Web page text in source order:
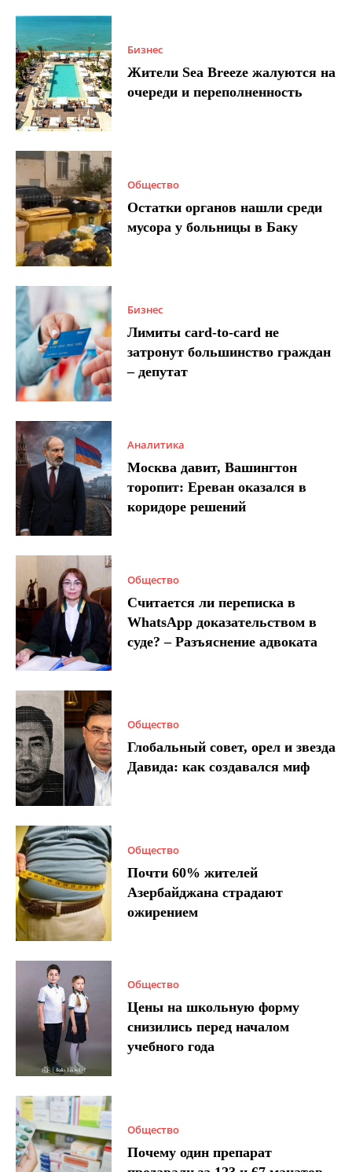
Бизнес
Жители Sea Breeze жалуются на
очереди и переполненность
Общество
Остатки органов нашли среди
мусора у больницы в Баку
Бизнес
Лимиты card-to-card не
затронут большинство граждан
– депутат
Аналитика
Москва давит, Вашингтон
торопит: Ереван оказался в
коридоре решений
Общество
Считается ли переписка в
WhatsApp доказательством в
суде? – Разъяснение адвоката
Общество
Глобальный совет, орел и звезда
Давида: как создавался миф
Общество
Почти 60% жителей
Азербайджана страдают
ожирением
Общество
Цены на школьную форму
снизились перед началом
учебного года
Общество
Почему один препарат